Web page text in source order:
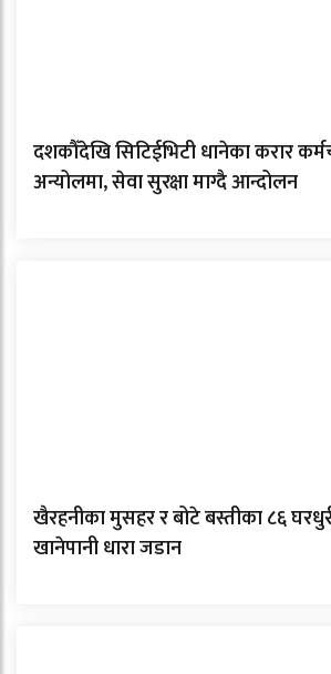
दशकौँदेखि सिटिईभिटी धानेका करार
अन्योलमा, सेवा सुरक्षा माग्दै आन्दोलन
खैरहनीका मुसहर र बोटे बस्तीका ८६
खानेपानी धारा जडान